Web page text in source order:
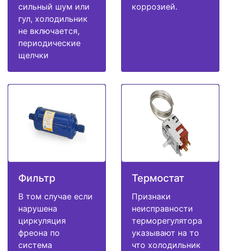
сильный шум или
гул, холодильник
не включается,
периодические
щелчки
коррозией.
Фильтр
В том случае если
нарушена
циркуляция
фреона по
система
Термостат
Признаки
неисправности
терморегулятора
указывают на то
что холодильник